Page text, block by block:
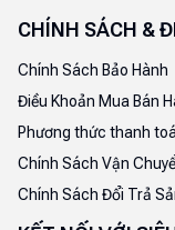
CHÍNH SÁCH &
Chính Sách Bảo Hành
Điều Khoản Mua Bán
Phương thức thanh
Chính Sách Vận
Chính Sách Đổi Trả